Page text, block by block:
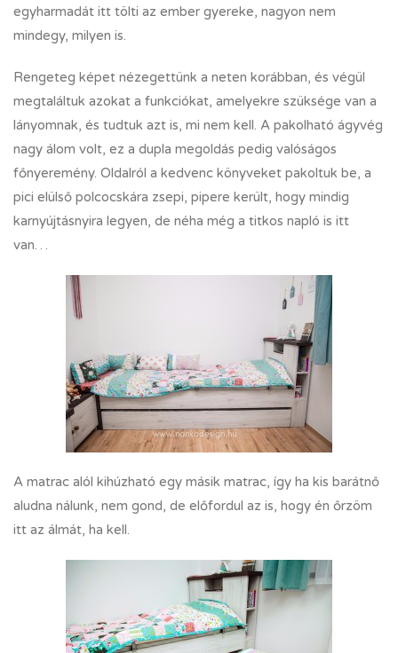
egyharmadát itt tölti az ember gyereke, nagyon nem
mindegy, milyen is.
Rengeteg képet nézegettünk a neten korábban, és végül
megtaláltuk azokat a funkciókat, amelyekre szüksége van a
lányomnak, és tudtuk azt is, mi nem kell. A pakolható ágyvég
nagy álom volt, ez a dupla megoldás pedig valóságos
főnyeremény. Oldalról a kedvenc könyveket pakoltuk be, a
pici elülső polcocskára zsepi, pipere került, hogy mindig
karnyújtásnyira legyen, de néha még a titkos napló is itt
van…
A matrac alól kihúzható egy másik matrac, így ha kis barátnő
aludna nálunk, nem gond, de előfordul az is, hogy én őrzöm
itt az álmát, ha kell.